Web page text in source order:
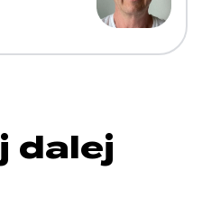
dalej